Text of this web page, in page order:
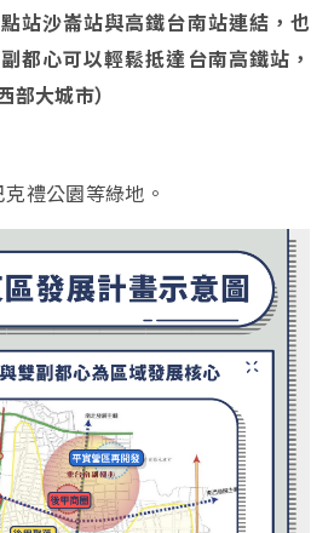
站沙崙站與高鐵台南站連結，也
都心可以輕鬆抵達台南高鐵站，
大城市）
禮公園等綠地。